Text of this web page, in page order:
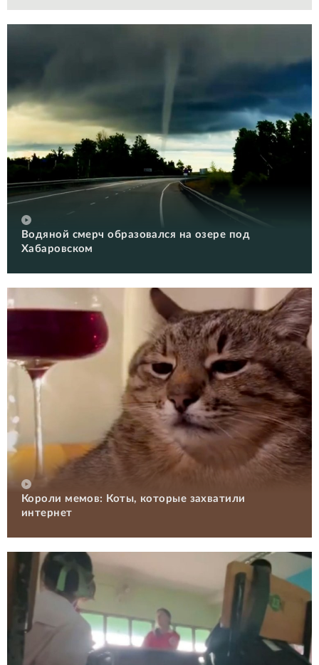
Водяной смерч образовался на озере под
Хабаровском
Короли мемов: Коты, которые захватили
интернет